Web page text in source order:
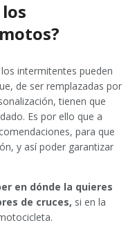
intermitentes pueden
de ser remplazadas por
tienen que
Es por ello que a
para que
y así poder garantizar
en dónde la quieres
de cruces, si en la